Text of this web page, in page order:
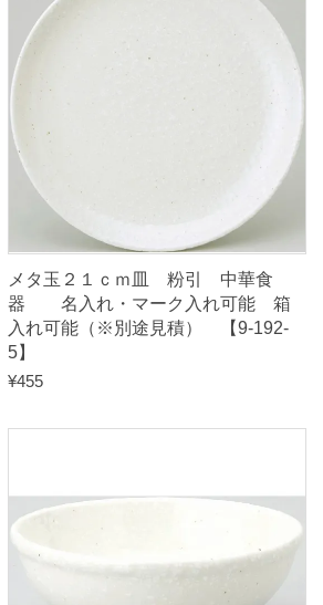
別
途
見
メタ玉２１ｃｍ皿 粉引 中華食
器 名入れ・マーク入れ可能 箱
入れ可能（※別途見積） 【9-192-
5】
¥455